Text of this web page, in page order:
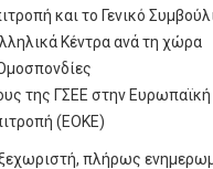
και το Γενικό
Κέντρα ανά τη χώρα
της ΓΣΕΕ στην Ευρωπαϊκή
(ΕΟΚΕ)
ξεχωριστή, πλήρως